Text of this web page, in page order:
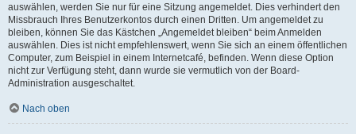
auswählen, werden Sie nur für eine Sitzung angemeldet. Dies verhindert den
Missbrauch Ihres Benutzerkontos durch einen Dritten. Um angemeldet zu
bleiben, können Sie das Kästchen „Angemeldet bleiben“ beim Anmelden
auswählen. Dies ist nicht empfehlenswert, wenn Sie sich an einem öffentlichen
Computer, zum Beispiel in einem Internetcafé, befinden. Wenn diese Option
nicht zur Verfügung steht, dann wurde sie vermutlich von der Board-
Administration ausgeschaltet.
Nach oben